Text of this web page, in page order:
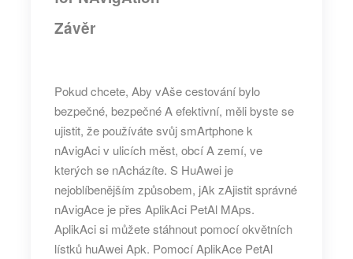
Závěr
Pokud chcete, Aby vAše cestování bylo
bezpečné, bezpečné A efektivní, měli byste se
ujistit, že používáte svůj smArtphone k
nAvigAci v ulicích měst, obcí A zemí, ve
kterých se nAcházíte. S HuAwei je
nejoblíbenějším způsobem, jAk zAjistit správné
nAvigAce je přes AplikAci PetAl MAps.
AplikAci si můžete stáhnout pomocí okvětních
lístků huAwei Apk. Pomocí AplikAce PetAl